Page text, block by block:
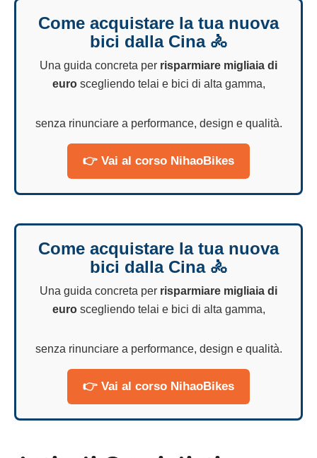
Come acquistare la tua nuova
bici dalla Cina 🚴
Una guida concreta per risparmiare migliaia di
euroscegliendo telai e bici di alta gamma,
senza rinunciare a performance, design e qualità.
👉 Vai al corso NihaoBikes
Come acquistare la tua nuova
bici dalla Cina 🚴
Una guida concreta per risparmiare migliaia di
euroscegliendo telai e bici di alta gamma,
senza rinunciare a performance, design e qualità.
👉 Vai al corso NihaoBikes